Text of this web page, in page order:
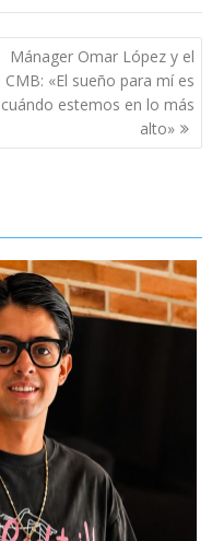
Mánager Omar López y el
CMB: «El sueño para mí es
cuándo estemos en lo más
alto»